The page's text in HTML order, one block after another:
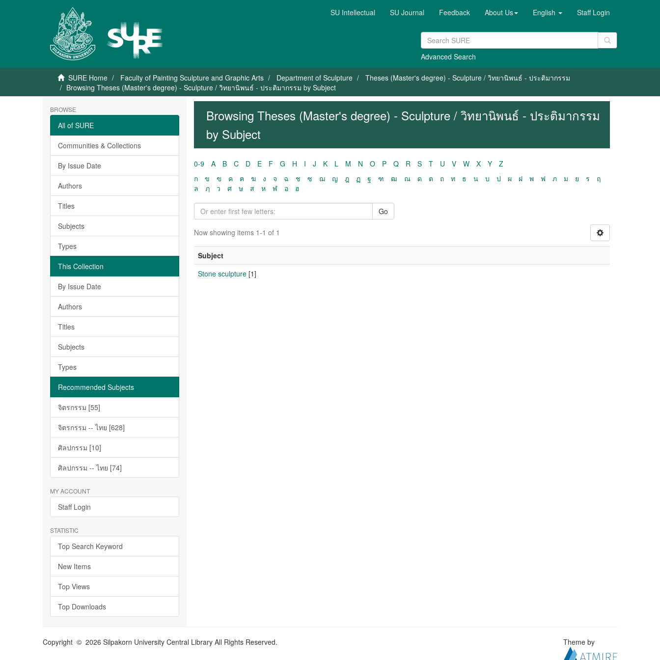
SU Intellectual SU Journal Feedback About Us English Staff Login
Advanced Search
SURE Home Faculty of Painting Sculpture and Graphic Arts Department of Sculpture
Theses (Master's degree) - Sculpture / วิทยานิพนธ์ - ประติมากรรม
Browsing Theses (Master's degree) - Sculpture / วิทยานิพนธ์ - ประติมากรรม by Subject
BROWSE
All of SURE
Communities & Collections
By Issue Date
Authors
Titles
Subjects
Types
This Collection
By Issue Date
Authors
Titles
Subjects
Types
Recommended Subjects
จิตรกรรม [55]
จิตรกรรม -- ไทย [628]
ศิลปกรรม [10]
ศิลปกรรม -- ไทย [74]
MY ACCOUNT
Staff Login
STATISTIC
Top Search Keyword
New Items
Top Views
Top Downloads
Browsing Theses (Master's degree) - Sculpture / วิทยานิพนธ์ - ประติมากรรม
by Subject
0-9 A B C D E F G H I J K L M N O P Q R S T U V W X Y
Z
ก
ข ฃ ค ฅ ฆ ง จ ฉ ช ซ ฌ ญ ฎ ฏ ฐ ฑ ฒ ณ ด ต ถ ท ธ น บ ป ผ ฝ พ ฟ ภ ม ย ร
ฤ
ล
ฦ ว ศ ษ ส ห ฬ อ ฮ
Go
Now showing items 1-1 of 1
Subject
Stone sculpture[1]
Copyright © 2026 Silpakorn University Central Library All Rights Reserved. Theme by